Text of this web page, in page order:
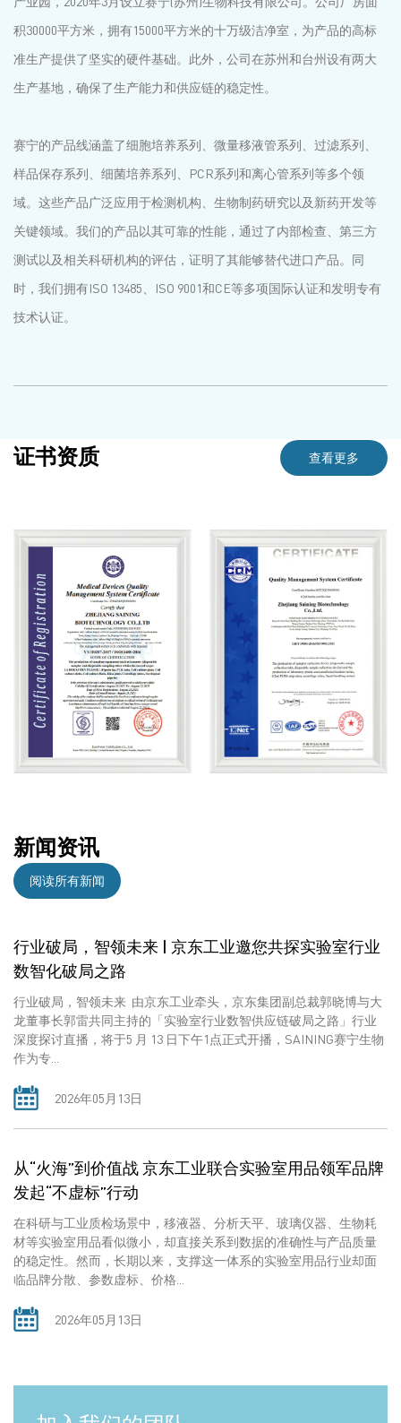
积30000平方米，拥有15000平方米的十万级洁净室，为产品的高标
准生产提供了坚实的硬件基础。此外，公司在苏州和台州设有两大
生产基地，确保了生产能力和供应链的稳定性。
赛宁的产品线涵盖了细胞培养系列、微量移液管系列、过滤系列、
样品保存系列、细菌培养系列、PCR系列和离心管系列等多个领
域。这些产品广泛应用于检测机构、生物制药研究以及新药开发等
关键领域。我们的产品以其可靠的性能，通过了内部检查、第三方
测试以及相关科研机构的评估，证明了其能够替代进口产品。同
时，我们拥有ISO 13485、ISO 9001和CE等多项国际认证和发明专有
技术认证。
证书资质 查看更多
新闻资讯
阅读所有新闻
行业破局，智领未来 | 京东工业邀您共探实验室行业
数智化破局之路
行业破局，智领未来 由京东工业牵头，京东集团副总裁郭晓博与大
龙董事长郭雷共同主持的「实验室行业数智供应链破局之路」行业
深度探讨直播，将于5 月 13 日下午1点正式开播，SAINING赛宁生物
作为专...
2026年05月13日
从“火海”到价值战 京东工业联合实验室用品领军品牌
发起“不虚标”行动
在科研与工业质检场景中，移液器、分析天平、玻璃仪器、生物耗
材等实验室用品看似微小，却直接关系到数据的准确性与产品质量
的稳定性。然而，长期以来，支撑这一体系的实验室用品行业却面
临品牌分散、参数虚标、价格...
2026年05月13日